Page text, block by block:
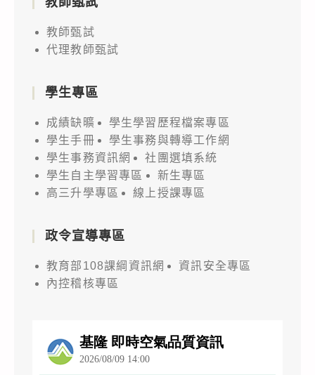
教師甄試
代理教師甄試
學生專區
成績缺曠
學生學習歷程檔案專區
學生手冊
學生事務與轉導工作網
學生事務資訊網
社團選填系統
學生自主學習專區
新生專區
高三升學專區
線上授課專區
政令宣導專區
教育部108課綱資訊網
資訊安全專區
內控稽核專區